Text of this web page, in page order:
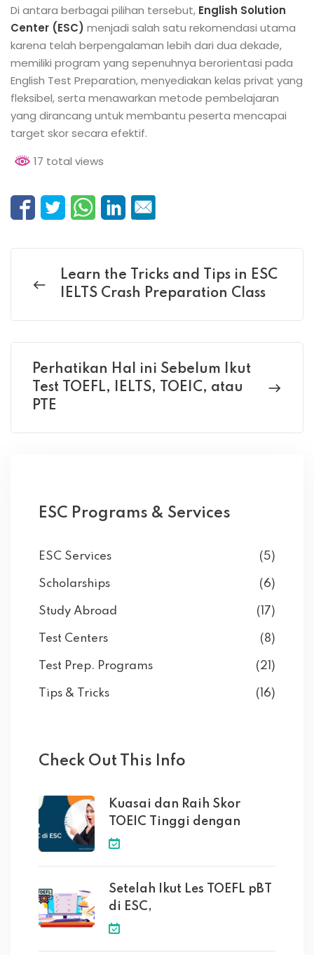
Di antara berbagai pilihan tersebut, English Solution
Center (ESC) menjadi salah satu rekomendasi utama
karena telah berpengalaman lebih dari dua dekade,
memiliki program yang sepenuhnya berorientasi pada
English Test Preparation, menyediakan kelas privat yang
fleksibel, serta menawarkan metode pembelajaran
yang dirancang untuk membantu peserta mencapai
target skor secara efektif.
17 total views
Learn the Tricks and Tips in ESC
IELTS Crash Preparation Class
Perhatikan Hal ini Sebelum Ikut
Test TOEFL, IELTS, TOEIC, atau
PTE
ESC Programs & Services
ESC Services (5)
Scholarships (6)
Study Abroad (17)
Test Centers (8)
Test Prep. Programs (21)
Tips & Tricks (16)
Check Out This Info
Kuasai dan Raih Skor
TOEIC Tinggi dengan
Setelah Ikut Les TOEFL pBT
di ESC,